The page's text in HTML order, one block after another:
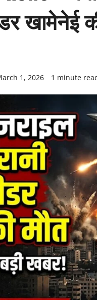
खामेनेई
1, 2026 1 minute